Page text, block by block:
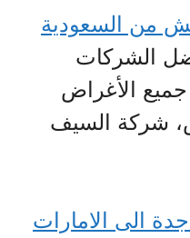
من السعودية
الشركات
الأغراض
شركة السيف
الى الامارات